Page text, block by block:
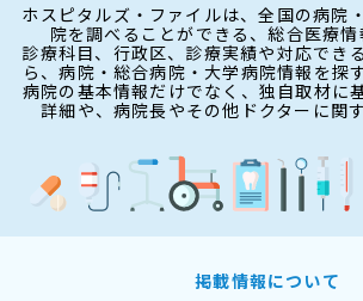
ホスピタルズ・ファイルは、全国の病院
院を調べることができる、総合医療情
診療科目、行政区、診療実績や対応でき
ら、病院・総合病院・大学病院情報を探
病院の基本情報だけでなく、独自取材に
詳細や、病院長やその他ドクターに関
掲載情報について